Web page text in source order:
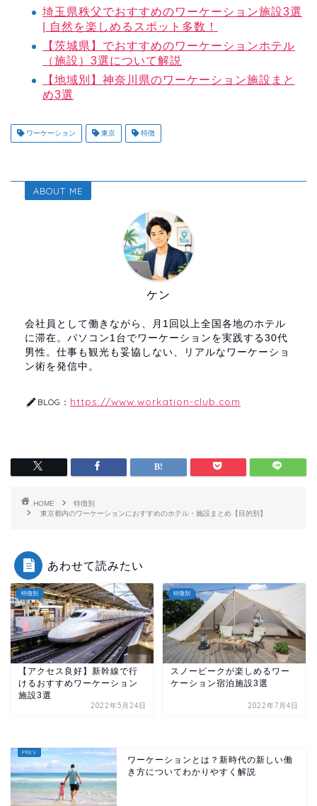
埼玉県秩父でおすすめのワーケーション施設3選
| 自然を楽しめるスポット多数！
【茨城県】でおすすめのワーケーションホテル
（施設）3選について解説
【地域別】神奈川県のワーケーション施設まと
め3選
ワーケーション 東京 特徴
ABOUT ME
ケン
会社員として働きながら、月1回以上全国各地のホテル
に滞在。パソコン1台でワーケーションを実践する30代
男性。仕事も観光も妥協しない、リアルなワーケーショ
ン術を発信中。
BLOG： https://www.workation-club.com
HOME
特徴別
東京都内のワーケーションにおすすめのホテル・施設まとめ【目的別】
あわせて読みたい
特徴別
【アクセス良好】新幹線で行
けるおすすめワーケーション
施設3選
2022年5月24日
特徴別
スノーピークが楽しめるワー
ケーション宿泊施設3選
2022年7月4日
ワーケーションとは？新時代の新しい働
き方についてわかりやすく解説